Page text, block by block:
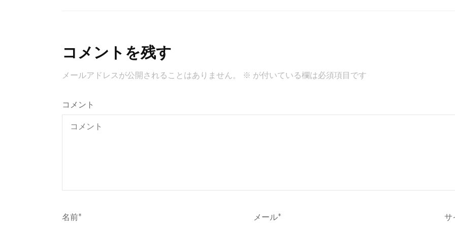
コメントを残す
メールアドレスが公開されることはありません。 ※ が付いている欄は必須項目です
コメント
名前* メール* サ